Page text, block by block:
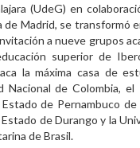
(UdeG) en
Madrid, se transformó
a nueve grupos
superior de
la máxima casa de
Nacional de Colombia,
de Pernambuco de
de Durango y la
de Brasil.